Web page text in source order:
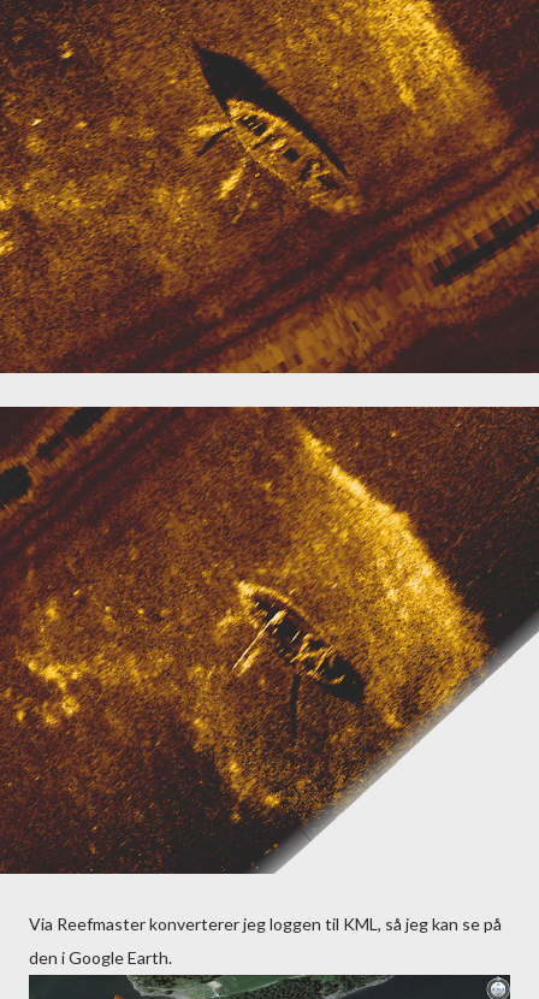
Via Reefmaster konverterer jeg loggen til KML, så jeg kan se på
den i Google Earth.